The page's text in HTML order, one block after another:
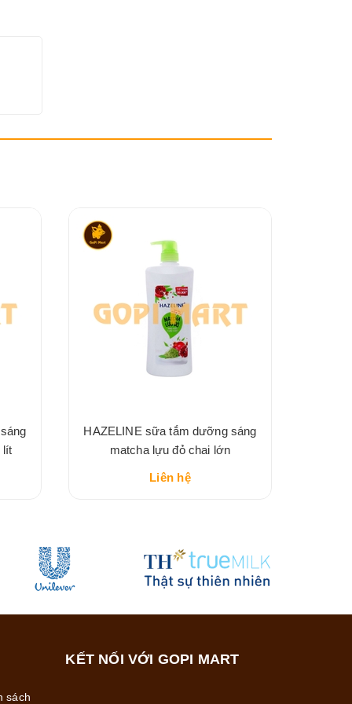
lít
HAZELINE sữa tắm dưỡng sáng
matcha lựu đỏ chai lớn
Liên hệ
sách
KẾT NỐI VỚI GOPI MART